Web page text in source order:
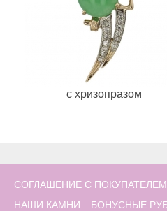
c хризопразом
СОГЛАШЕНИЕ С ПОКУПАТЕЛЕМ
НАШИ КАМНИ
БОНУСНЫЕ